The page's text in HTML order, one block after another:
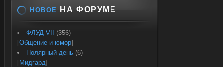
НОВОЕ НА ФОРУМЕ
ФЛУД VII
(356)
[Общение и юмор]
Полярный день (6)
[Мидгард]